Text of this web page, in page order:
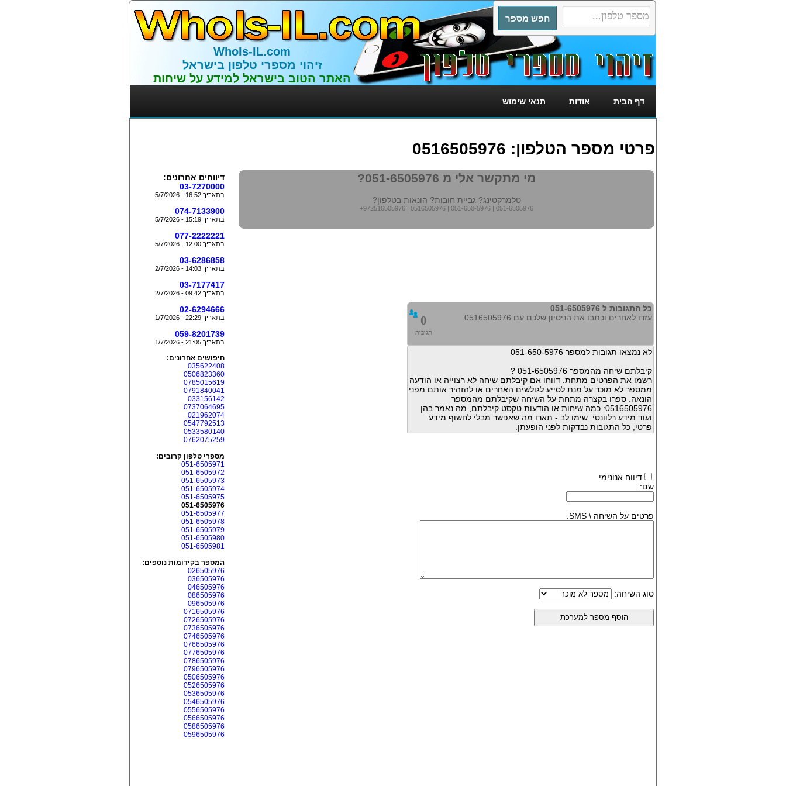
WhoIs-IL.com
זיהוי מספרי טלפון בישראל
האתר הטוב בישראל למידע על שיחות
דף הבית אודות תנאי שימוש
פרטי מספר הטלפון: 0516505976
מי מתקשר אלי מ 051-6505976?
טלמרקטינג? גביית חובות? הונאות בטלפון?
+972516505976 | 0516505976 | 051-650-5976 | 051-6505976
0
תגובות
כל התגובות ל 051-6505976
עזרו לאחרים וכתבו את הניסיון שלכם עם 0516505976
לא נמצאו תגובות למספר 051-650-5976
קיבלתם שיחה מהמספר 051-6505976 ?
רשמו את הפרטים מתחת. דווחו אם קיבלתם שיחה לא רצוייה או הודעה
ממספר לא מוכר על מנת לסייע לגולשים האחרים או להזהיר אותם מפני
הונאה. ספרו בקצרה מתחת על השיחה שקיבלתם מהמספר
0516505976: כמה שיחות או הודעות טקסט קיבלתם, מה נאמר בהן
ועוד מידע רלוונטי. שימו לב - תארו מה שאפשר מבלי לחשוף מידע
פרטי, כל התגובות נבדקות לפני הופעתן.
דיווח אנונימי
שם:
פרטים על השיחה \ SMS:
סוג השיחה:
דיווחים אחרונים:
03-7270000
בתאריך 16:52 - 5/7/2026
074-7133900
בתאריך 15:19 - 5/7/2026
077-2222221
בתאריך 12:00 - 5/7/2026
03-6286858
בתאריך 14:03 - 2/7/2026
03-7177417
בתאריך 09:42 - 2/7/2026
02-6294666
בתאריך 22:29 - 1/7/2026
059-8201739
בתאריך 21:05 - 1/7/2026
חיפושים אחרונים:
035622408
0506823360
0785015619
0791840041
033156142
0737064695
021962074
0547792513
0533580140
0762075259
מספרי טלפון קרובים:
051-6505971
051-6505972
051-6505973
051-6505974
051-6505975
051-6505976
051-6505977
051-6505978
051-6505979
051-6505980
051-6505981
המספר בקידומות נוספים:
026505976
036505976
046505976
086505976
096505976
0716505976
0726505976
0736505976
0746505976
0766505976
0776505976
0786505976
0796505976
0506505976
0526505976
0536505976
0546505976
0556505976
0566505976
0586505976
0596505976